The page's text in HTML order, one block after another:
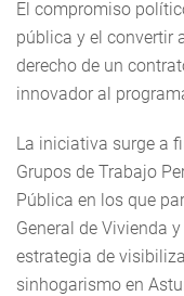
El compromiso
pública y el convertir
derecho de un
innovador al
La iniciativa surge a
Grupos de Trabajo
Pública en los que
General de Vivienda
estrategia de
sinhogarismo en